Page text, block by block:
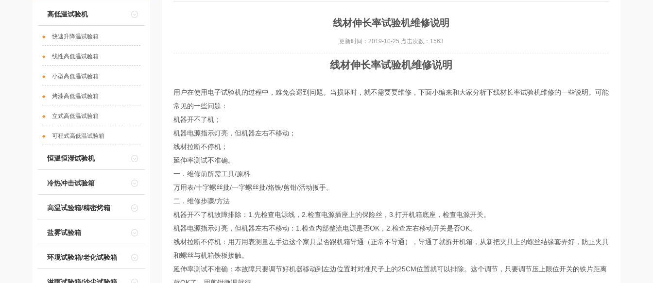
高低温试验机
快速升降温试验箱
线性高低温试验箱
小型高低温试验箱
烤漆高低温试验箱
立式高低温试验箱
可程式高低温试验箱
恒温恒湿试验机
冷热冲击试验箱
高温试验箱/精密烤箱
盐雾试验箱
环境试验箱/老化试验箱
线材伸长率试验机维修说明
更新时间：2019-10-25 点击次数：1563
线材伸长率试验机维修说明
用户在使用电子试验机的过程中，难免会遇到问题。当损坏时，就不需要要维修，下面小编来和大家分析下线材长率试验机维修的一些说明。可能
常见的一些问题：
机器开不了机；
机器电源指示灯亮，但机器左右不移动；
线材拉断不停机；
延伸率测试不准确。
一．维修前所需工具/原料
万用表/十字螺丝批/一字螺丝批/烙铁/剪钳/活动扳手。
二．维修步骤/方法
机器开不了机故障排除：1.先检查电源线，2.检查电源插座上的保险丝，3.打开机箱底座，检查电源开关。
机器电源指示灯亮，但机器左右不移动：1.检查内部整流电源是否OK，2.检查左右移动开关是否OK。
线材拉断不停机：用万用表测量左手边这个家具是否跟机箱导通（正常不导通），导通了就拆开机箱，从新把夹具上的螺丝结缘套弄好，防止夹具
和螺丝与机箱铁板接触。
延伸率测试不准确：本故障只要调节好机器移动到左边位置时对准尺子上的25CM位置就可以排除。这个调节，只要调节压上限位开关的铁片距离